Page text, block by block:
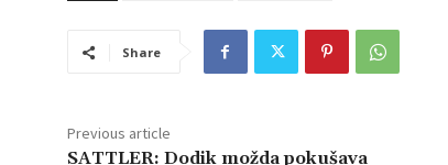
Share
Previous article
SATTLER: Dodik možda pokušava